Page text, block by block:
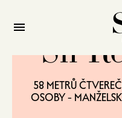
Sir
58 METRŮ
OSOBY -